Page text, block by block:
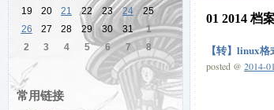
19
20 21 22 23 24
25
26
27 28 29 30 31
1
2
3 4 5 6 7 8
常用链接
01 2014 档
【转】linux
posted @ 2014-